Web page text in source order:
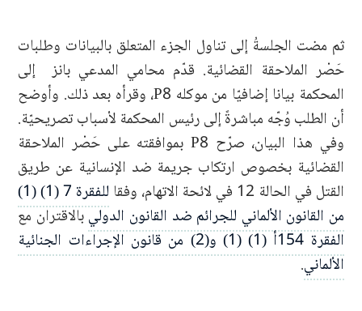
ثم مضت الجلسةُ إلى تناول الجزء المتعلق بالبيانات وطلبات
حَصْر الملاحقة القضائية. قدّم محامي المدعي بانز إلى
المحكمة بيانا إضافيّا من موكله P8، وقرأه بعد ذلك. وأوضح
أن الطلب وُجّه مباشرةً إلى رئيس المحكمة لأسباب تصريحيّة.
وفي هذا البيان، صرّح P8 بموافقته على حَصْر الملاحقة
القضائية بخصوص ارتكاب جريمة ضد الإنسانية عن طريق
القتل في الحالة 12 في لائحة الاتهام، وفقا
للفقرة 7 (1) (1)
من القانون الألماني للجرائم ضد القانون الدوليبالاقتران مع
الفقرة 154أ (1) (1) و(2) من قانون الإجراءات الجنائية
الألماني.